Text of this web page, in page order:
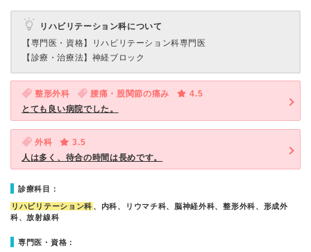
リハビリテーション科について
【専門医・資格】
リハビリテーション科専門医
【診療・治療法】 神経ブロック
整形外科 腰痛・股関節の痛み
4.5
とても良い病院でした。
外科
3.5
人は多く、待合の時間は長めです。
診療科目：
リハビリテーション科 、内科、リウマチ科、脳神経外科、整形外科、形成外
科、放射線科
専門医・資格：